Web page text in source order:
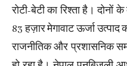
रोटी-बेटी का रिश्ता है।
83 हज़ार मेगावाट ऊर्जा
राजनीतिक और प्रशासनिक